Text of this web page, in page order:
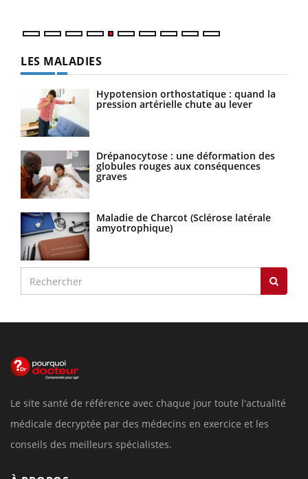
LES MALADIES
Hypotension orthostatique : quand la
pression artérielle chute au lever
Drépanocytose : une déformation des
globules rouges aux conséquences
graves
Maladie de Charcot (Sclérose latérale
amyotrophique)
Le site santé de référence avec chaque jour toute l'actualité
médicale decryptée par des médecins en exercice et les
conseils des meilleurs spécialistes.